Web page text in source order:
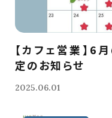
【カフェ営業】6
定のお知らせ
2025.06.01